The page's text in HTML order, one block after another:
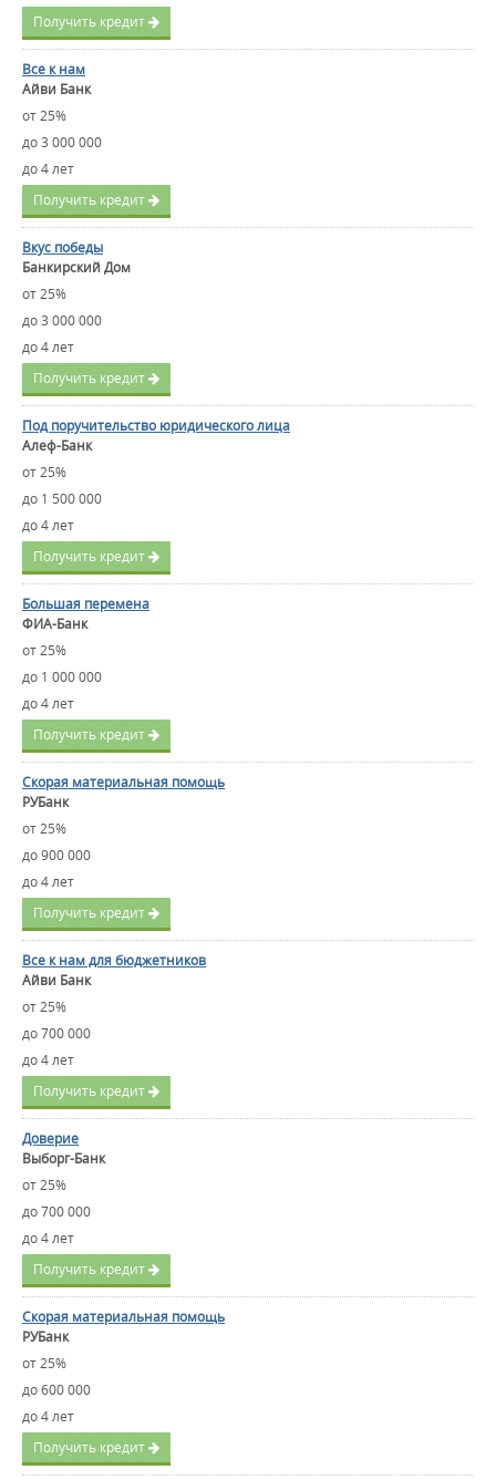
Получить кредит
Все к нам
Айви Банк
от 25%
до 3 000 000
до 4 лет
Получить кредит
Вкус победы
Банкирский Дом
от 25%
до 3 000 000
до 4 лет
Получить кредит
Под поручительство юридического лица
Алеф-Банк
от 25%
до 1 500 000
до 4 лет
Получить кредит
Большая перемена
ФИА-Банк
от 25%
до 1 000 000
до 4 лет
Получить кредит
Скорая материальная помощь
РУБанк
от 25%
до 900 000
до 4 лет
Получить кредит
Все к нам для бюджетников
Айви Банк
от 25%
до 700 000
до 4 лет
Получить кредит
Доверие
Выборг-Банк
от 25%
до 700 000
до 4 лет
Получить кредит
Скорая материальная помощь
РУБанк
от 25%
до 600 000
до 4 лет
Получить кредит